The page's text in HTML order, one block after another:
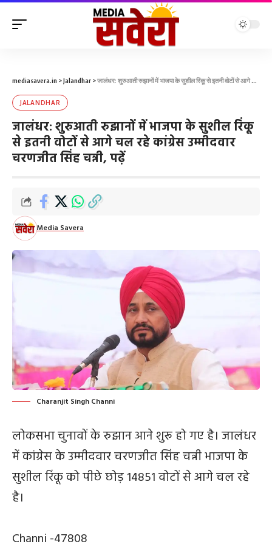
mediasavera.in >Jalandhar >जालंधर: शुरुआती रुझानों में भाजपा के सुशील रिंकू से इतनी वोटों से आगे चल रहे कांग्रेस उम्मीदवार चरणजीत सिंह चन्नी, पढ़ें
JALANDHAR
जालंधर: शुरुआती रुझानों में भाजपा के सुशील रिंकू
से इतनी वोटों से आगे चल रहे कांग्रेस उम्मीदवार
चरणजीत सिंह चन्नी, पढ़ें
Media Savera
Charanjit Singh Channi
लोकसभा चुनावों के रुझान आने शुरू हो गए है। जालंधर
में कांग्रेस के उम्मीदवार चरणजीत सिंह चन्नी भाजपा के
सुशील रिंकू को पीछे छोड़ 14851 वोटों से आगे चल रहे
है।
Channi -47808